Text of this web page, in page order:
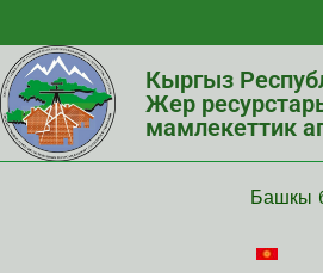
Кыргыз
Жер
мамлекеттик
Башкы